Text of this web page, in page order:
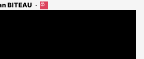
BITEAU
Cet